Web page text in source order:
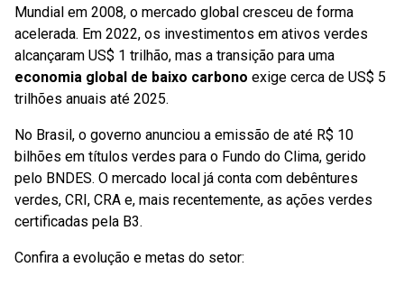
Mundial em 2008, o mercado global cresceu de forma
acelerada. Em 2022, os investimentos em ativos verdes
alcançaram US$ 1 trilhão, mas a transição para uma
economia global de baixo carbono exige cerca de US$ 5
trilhões anuais até 2025.
No Brasil, o governo anunciou a emissão de até R$ 10
bilhões em títulos verdes para o Fundo do Clima, gerido
pelo BNDES. O mercado local já conta com debêntures
verdes, CRI, CRA e, mais recentemente, as ações verdes
certificadas pela B3.
Confira a evolução e metas do setor: